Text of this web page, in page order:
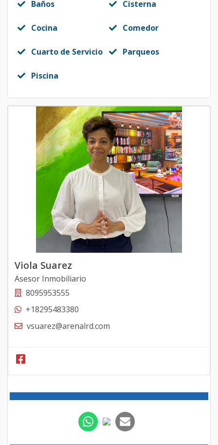
Baños Cisterna
Cocina Comedor
Cuarto de Servicio Parqueos
Piscina
Viola Suarez
Asesor Inmobiliario
8095953555
+18295483380
vsuarez@arenalrd.com